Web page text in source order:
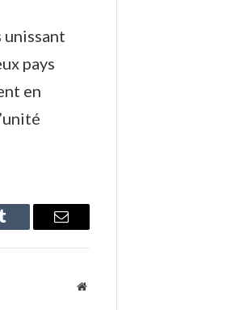
pays
en
Tumblr Email
Website